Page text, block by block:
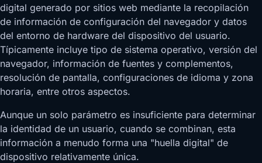
digital generado por sitios web mediante la recopilación
de información de configuración del navegador y datos
del entorno de hardware del dispositivo del usuario.
Típicamente incluye tipo de sistema operativo, versión del
navegador, información de fuentes y complementos,
resolución de pantalla, configuraciones de idioma y zona
horaria, entre otros aspectos.
Aunque un solo parámetro es insuficiente para determinar
la identidad de un usuario, cuando se combinan, esta
información a menudo forma una "huella digital" de
dispositivo relativamente única.